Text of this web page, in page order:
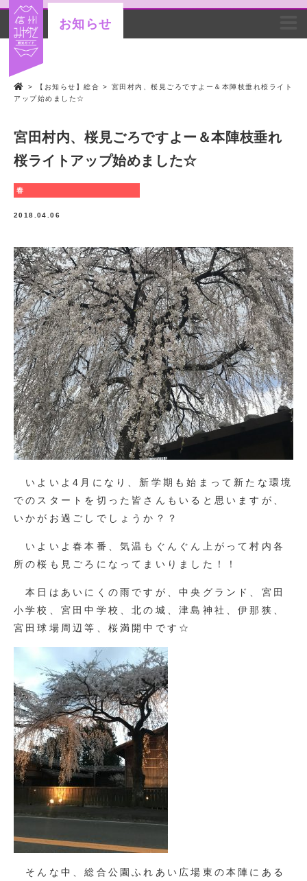
お知らせ
> 【お知らせ】総合 >
宮田村内、桜見ごろですよー＆本陣枝垂れ桜ライト
アップ始めました☆
宮田村内、桜見ごろですよー＆本陣枝垂れ
桜ライトアップ始めました☆
春
2018.04.06
いよいよ4月になり、新学期も始まって新たな環境
でのスタートを切った皆さんもいると思いますが、
いかがお過ごしでしょうか？？
いよいよ春本番、気温もぐんぐん上がって村内各
所の桜も見ごろになってまいりました！！
本日はあいにくの雨ですが、中央グランド、宮田
小学校、宮田中学校、北の城、津島神社、伊那狭、
宮田球場周辺等、桜満開中です☆
そんな中、総合公園ふれあい広場東の本陣にある